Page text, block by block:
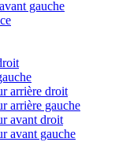
gauche
arrière droit
arrière gauche
avant droit
avant gauche